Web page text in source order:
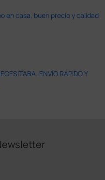
en casa, buen precio y calidad
ENVÍO RÁPIDO Y